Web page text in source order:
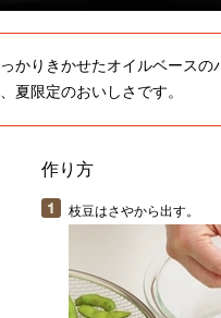
かりきかせたオイルベースの
限定のおいしさです。
作り方
枝豆はさやから出す。